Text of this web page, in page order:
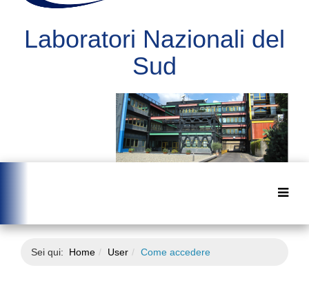
Laboratori Nazionali del
Sud
Sei qui: Home User Come accedere